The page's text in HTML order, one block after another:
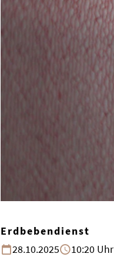
Erdbebendienst
28.10.2025
10:20 Uhr